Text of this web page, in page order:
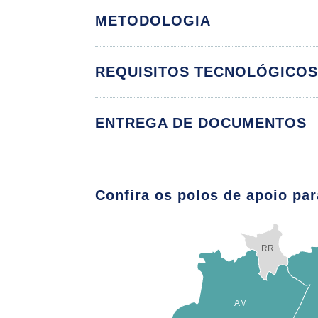
Saberes e
Educação Física
O Profissional de
Tendências e
Educação Física
METODOLOGIA
REQUISITOS TECNOLÓGICOS
ENTREGA DE DOCUMENTOS
Confira os polos de apoio
RR
AM